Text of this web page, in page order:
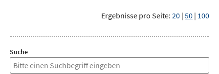
Ergebnisse pro Seite: 20 | 50 | 100
Suche